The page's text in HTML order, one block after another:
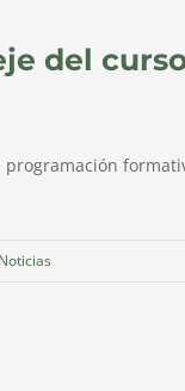
del
programación
Noticias